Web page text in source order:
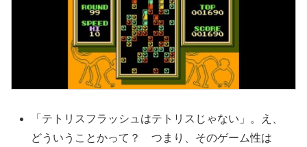
「テトリスフラッシュはテトリスじゃない」。え、
どういうことかって？ つまり、そのゲーム性は